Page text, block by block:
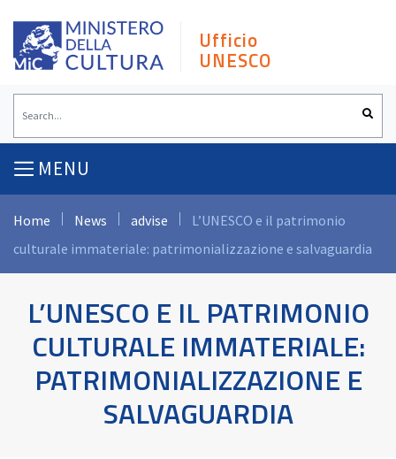
content
Ufficio
UNESCO
MENU
Home News advise
L’UNESCO e il patrimonio
culturale immateriale: patrimonializzazione e salvaguardia
L’UNESCO E IL PATRIMONIO
CULTURALE IMMATERIALE:
PATRIMONIALIZZAZIONE E
SALVAGUARDIA